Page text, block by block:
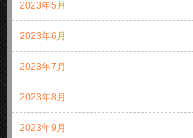
2023年5月
2023年6月
2023年7月
2023年8月
2023年9月